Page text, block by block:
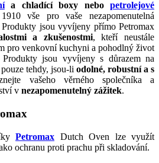
a chladící boxy nebopetrolejové
vše pro vaše nezapomenutelná
jsou vyvíjeny přímo Petromax
a zkušenostmi, kteří neustále
pro venkovní kuchyni a pohodlný život
jsou vyvíjeny s důrazem na
tehdy, jsou-li odolné, robustní a s
vašeho věrného společníka a
v nezapomenutelný zážitek.
Petromax Dutch Oven lze využít
ochranu proti prachu při skladování.